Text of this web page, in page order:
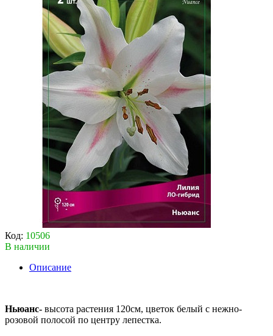
Код: 10506
В наличии
Описание
Ньюанс- высота растения 120см, цветок белый с нежно-
розовой полосой по центру лепестка.